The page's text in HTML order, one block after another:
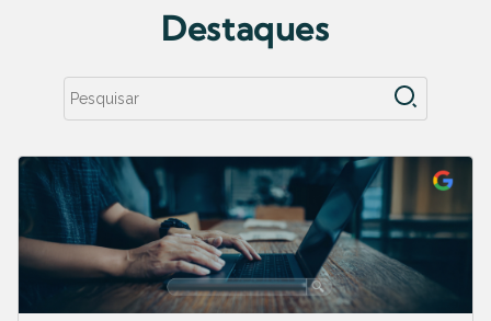
Destaques